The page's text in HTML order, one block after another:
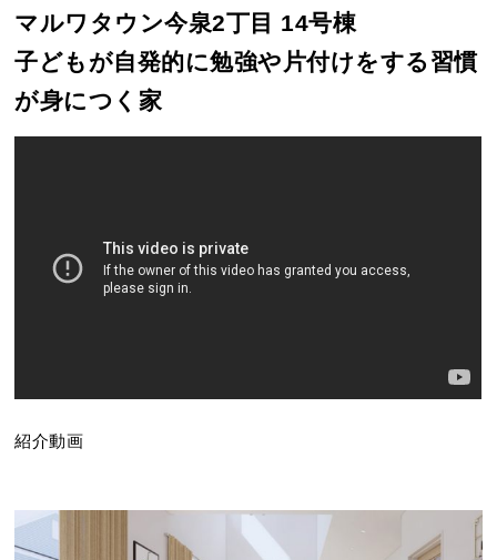
マルワタウン今泉2丁目 14号棟
子どもが自発的に勉強や片付けをする習慣
が身につく家
紹介動画